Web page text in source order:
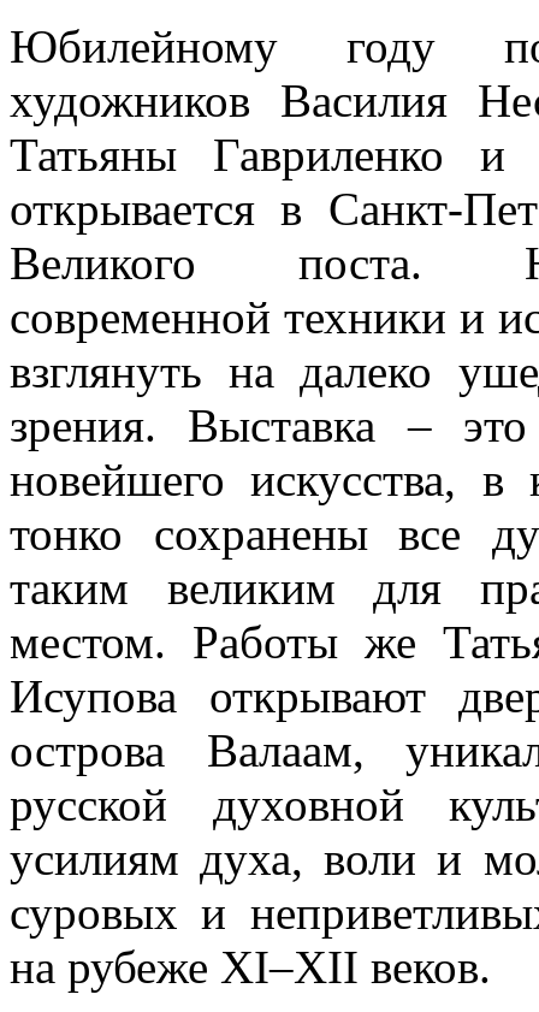
Юбилейному году
художников Василия
Татьяны Гавриленко и
открывается в Санкт-
Великого поста.
современной техники и
взглянуть на далеко
зрения. Выставка –
новейшего искусства,
тонко сохранены все
таким великим для
местом. Работы же
Исупова открывают
острова Валаам,
русской духовной
усилиям духа, воли и
суровых и
на рубеже XI–XII веков.